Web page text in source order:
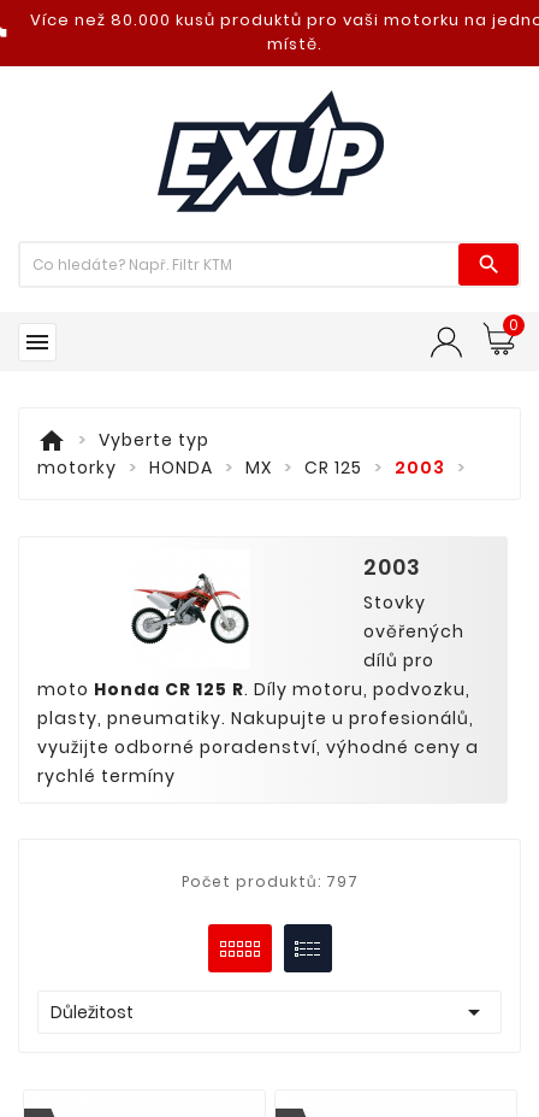
Více než 80.000 kusů produktů pro vaši motorku na
místě.


0
home
Vyberte typ
motorky
HONDA MX CR 125 2003
2003
Stovky
ověřených
dílů pro
moto Honda CR 125 R. Díly motoru, podvozku,
plasty, pneumatiky. Nakupujte u profesionálů,
využijte odborné poradenství, výhodné ceny a
rychlé termíny
Počet produktů: 797
Důležitost 